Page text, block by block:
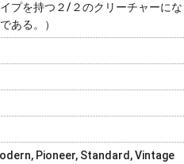
プを持つ２/２のクリーチャーにな
ある。）
Pioneer, Standard, Vintage